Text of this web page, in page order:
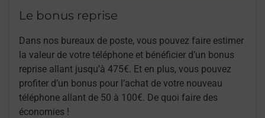
Le bonus reprise
Dans nos bureaux de poste, vous pouvez faire estimer
la valeur de votre téléphone et bénéficier d’un bonus
reprise allant jusqu’à 475€. Et en plus, vous pouvez
profiter d’un bonus pour l’achat de votre nouveau
téléphone allant de 50 à 100€. De quoi faire des
économies !